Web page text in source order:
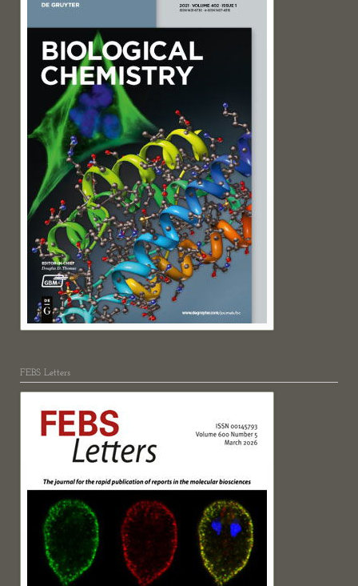
FEBS Letters